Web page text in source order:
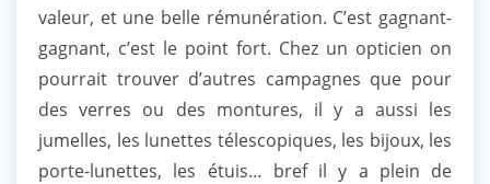
valeur, et une belle rémunération. C’est gagnant-
gagnant, c’est le point fort. Chez un opticien on
pourrait trouver d’autres campagnes que pour
des verres ou des montures, il y a aussi les
jumelles, les lunettes télescopiques, les bijoux, les
porte-lunettes, les étuis… bref il y a plein de